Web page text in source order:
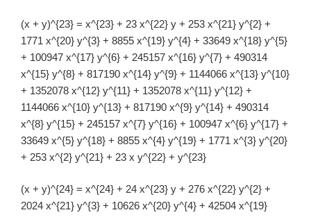
(x + y)^{23} = x^{23} + 23 x^{22} y + 253 x^{21} y^{2} +
1771 x^{20} y^{3} + 8855 x^{19} y^{4} + 33649 x^{18} y^{5}
+ 100947 x^{17} y^{6} + 245157 x^{16} y^{7} + 490314
x^{15} y^{8} + 817190 x^{14} y^{9} + 1144066 x^{13} y^{10}
+ 1352078 x^{12} y^{11} + 1352078 x^{11} y^{12} +
1144066 x^{10} y^{13} + 817190 x^{9} y^{14} + 490314
x^{8} y^{15} + 245157 x^{7} y^{16} + 100947 x^{6} y^{17} +
33649 x^{5} y^{18} + 8855 x^{4} y^{19} + 1771 x^{3} y^{20}
+ 253 x^{2} y^{21} + 23 x y^{22} + y^{23}
(x + y)^{24} = x^{24} + 24 x^{23} y + 276 x^{22} y^{2} +
2024 x^{21} y^{3} + 10626 x^{20} y^{4} + 42504 x^{19}